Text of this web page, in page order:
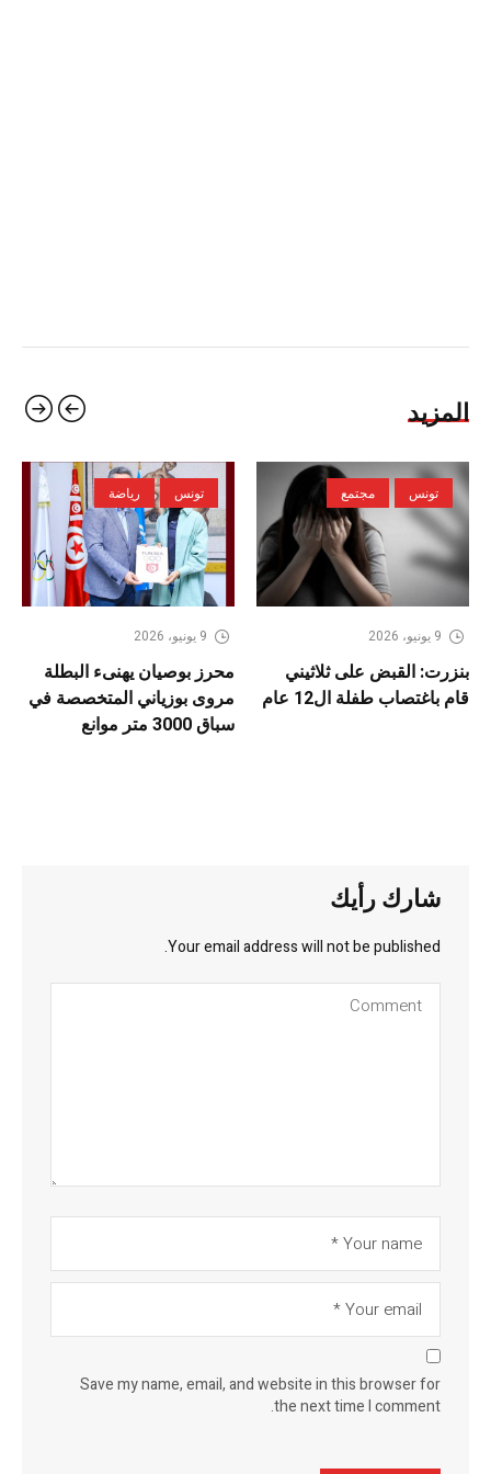
المزيد
تونس مجتمع
9 يونيو، 2026
بنزرت: القبض على ثلاثيني
قام باغتصاب طفلة ال12 عام
تونس رياضة
9 يونيو، 2026
محرز بوصيان يهنىء البطلة
مروى بوزياني المتخصصة في
سباق 3000 متر موانع
شارك رأيك
Your email address will not be published.
Save my name, email, and website in this browser for
the next time I comment.